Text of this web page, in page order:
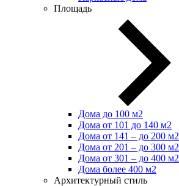
Площадь
Дома до 100 м2
Дома от 101 до 140 м2
Дома от 141 – до 200 м2
Дома от 201 – до 300 м2
Дома от 301 – до 400 м2
Дома более 400 м2
Архитектурный стиль